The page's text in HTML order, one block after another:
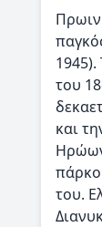
του
και
πάρκο
του.